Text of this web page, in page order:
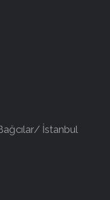
İstanbul